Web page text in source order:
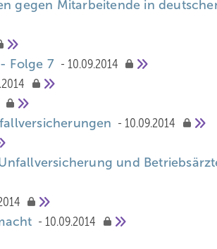
gegen Mitarbeitende in
Folge 7
10.09.2014
10.09.2014
und
10.09.2014